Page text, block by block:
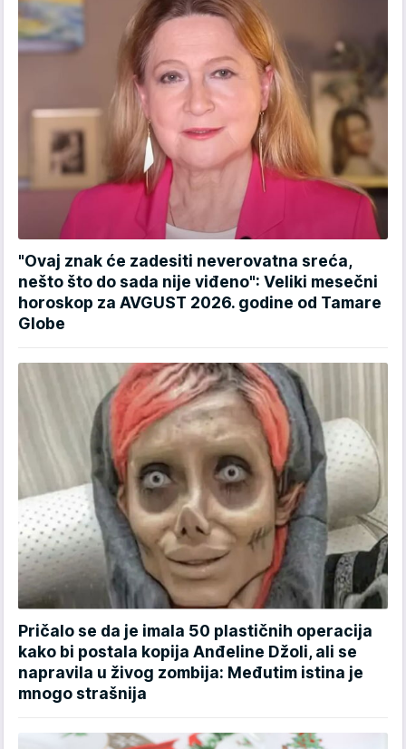
"Ovaj znak će zadesiti neverovatna sreća,
nešto što do sada nije viđeno": Veliki mesečni
horoskop za AVGUST 2026. godine od Tamare
Globe
Pričalo se da je imala 50 plastičnih operacija
kako bi postala kopija Anđeline Džoli, ali se
napravila u živog zombija: Međutim istina je
mnogo strašnija